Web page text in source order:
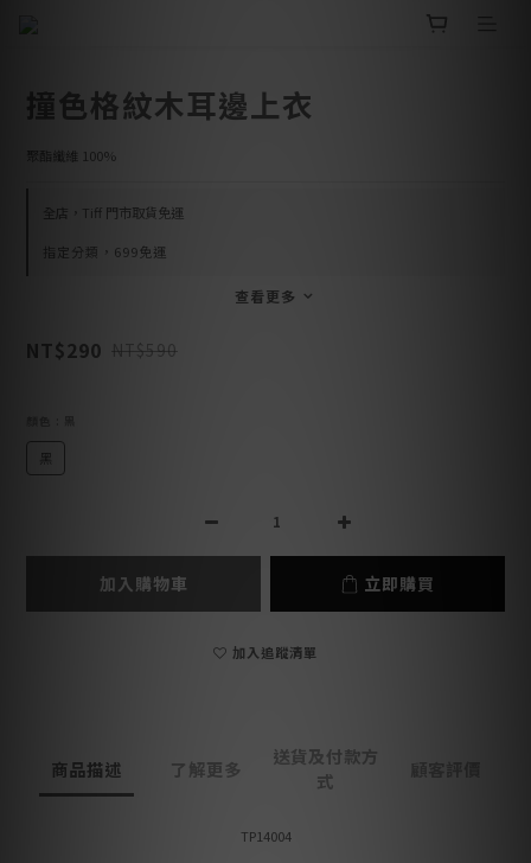
撞色格紋木耳邊上衣
聚酯纖維 100%
全店，Tiff 門市取貨免運
指定分類，699免運
查看更多
NT$290 NT$590
黑
加入購物車 立即購買
加入追蹤清單
商品描述 了解更多
送貨及付款方
式
TP14004